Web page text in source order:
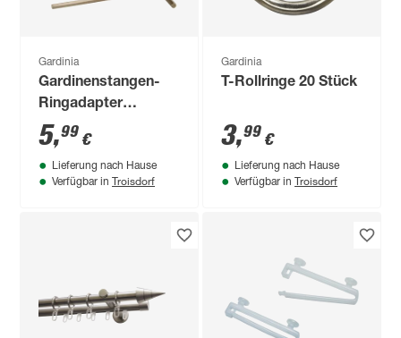
Gardinia
Gardinenstangen-
Ringadapter
Edelstahl Ø 20 mm 2
Stück
5,99 €
Lieferung nach Hause
Verfügbar in Troisdorf
Gardinia
T-Rollringe 20 Stück
3,99 €
Lieferung nach Hause
Verfügbar in Troisdorf